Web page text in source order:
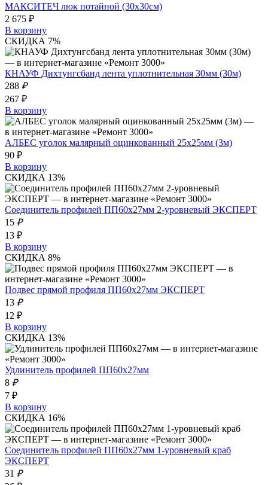
МАКСИТЕЧ люк потайной (30х30см)
2 675 ₽
В корзину
СКИДКА 7%
КНАУФ Дихтунгсбанд лента уплотнительная 30мм (30м)
288 ₽
267 ₽
В корзину
АЛБЕС уголок малярный оцинкованный 25x25мм (3м)
90 ₽
В корзину
СКИДКА 13%
Соединитель профилей ПП60х27мм 2-уровневый ЭКСПЕРТ
15 ₽
13 ₽
В корзину
СКИДКА 8%
Подвес прямой профиля ПП60х27мм ЭКСПЕРТ
13 ₽
12 ₽
В корзину
СКИДКА 13%
Удлинитель профилей ПП60х27мм
8 ₽
7 ₽
В корзину
СКИДКА 16%
Соединитель профилей ПП60х27мм 1-уровневый краб
ЭКСПЕРТ
31 ₽